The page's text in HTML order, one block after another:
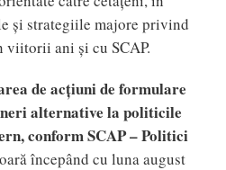
și strategiile majore privind
viitorii ani și cu SCAP.
de acțiuni de formulare
alternative la politicile
conform SCAP – Politici
începând cu luna august